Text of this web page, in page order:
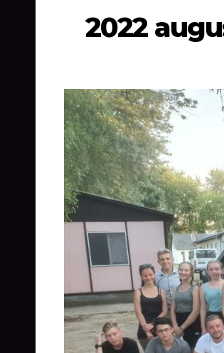
2022